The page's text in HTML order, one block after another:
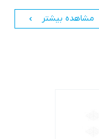
مشاهده بیشتر